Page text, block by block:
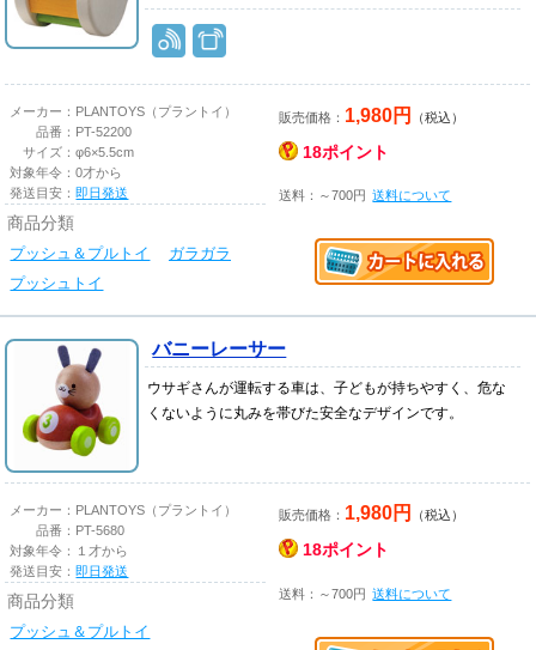
メーカー： PLANTOYS（プラントイ）
品番： PT-52200
サイズ：φ6×5.5cm
対象年令：0才から
発送目安：即日発送
商品分類
プッシュ＆プルトイ
ガラガラ
プッシュトイ
販売価格： 1,980円 （税込）
18ポイント
送料：～700円 送料について
バニーレーサー
ウサギさんが運転する車は、子どもが持ちやすく、危な
くないように丸みを帯びた安全なデザインです。
メーカー： PLANTOYS（プラントイ）
品番： PT-5680
対象年令：
１才から
発送目安：即日発送
商品分類
プッシュ＆プルトイ
販売価格： 1,980円 （税込）
18ポイント
送料：～700円 送料について